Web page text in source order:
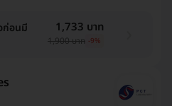
ก่อนมี
1,733 บาท
1,900 บาท -9%